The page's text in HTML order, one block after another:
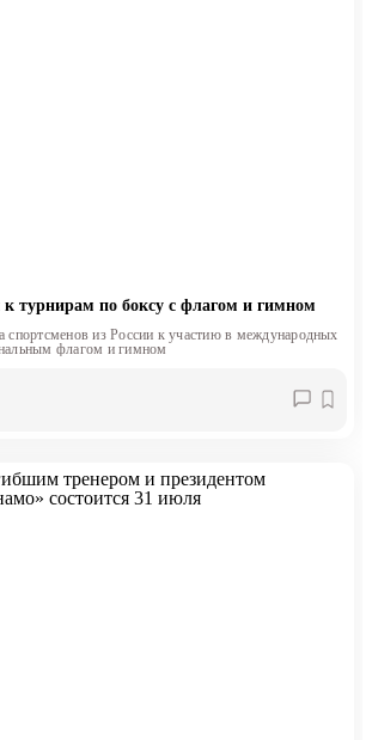
к турнирам по боксу с флагом и гимном
спортсменов из России к участию в международных
флагом и гимном